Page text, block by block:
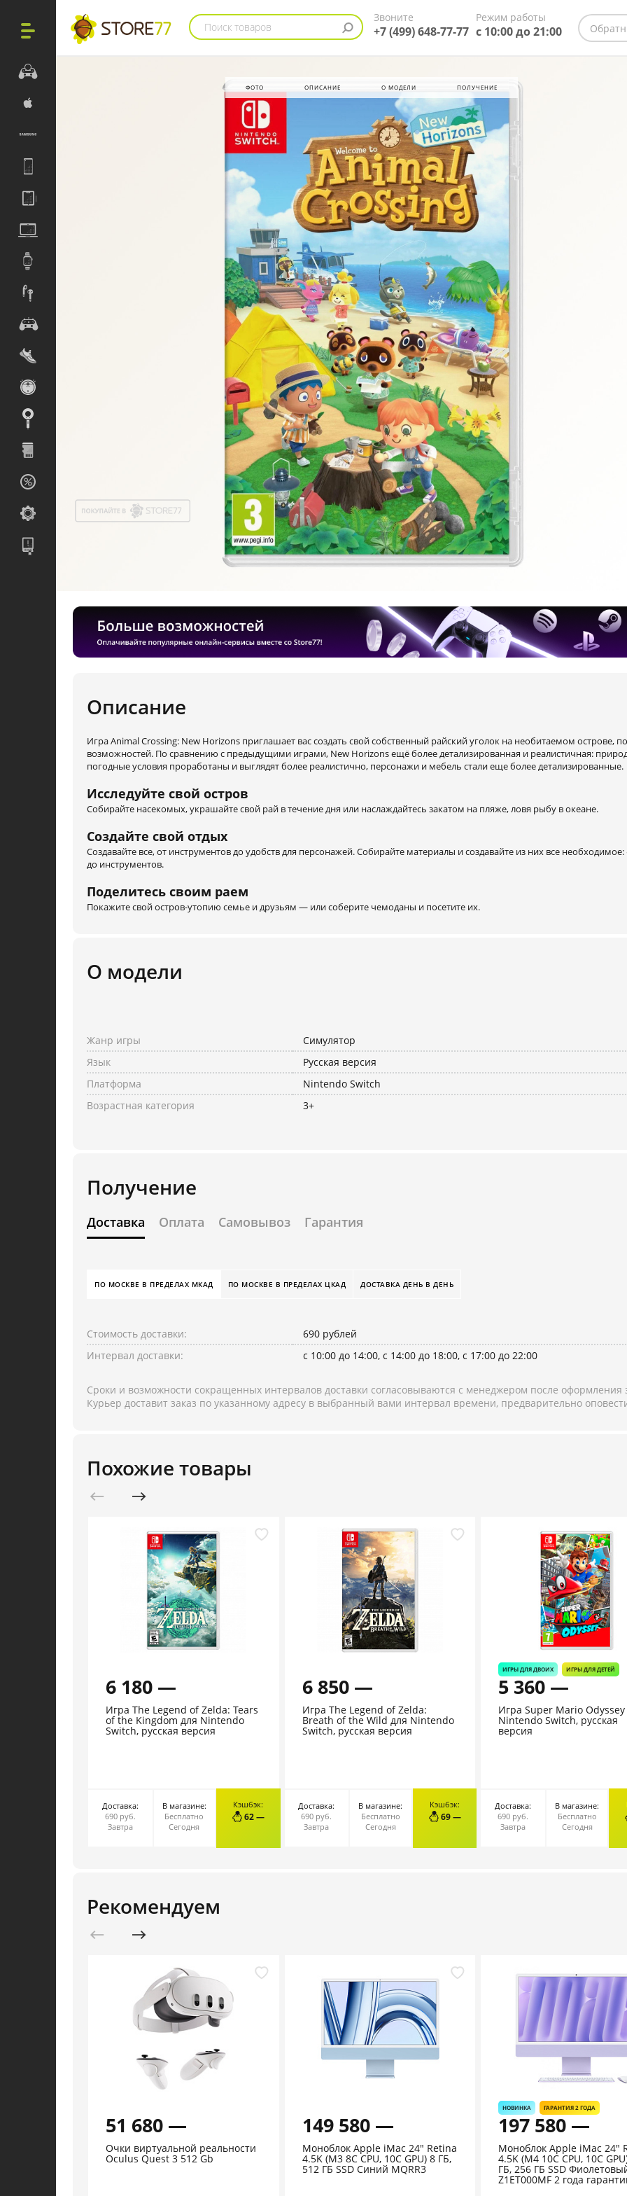
Поиск товаров
Звоните
+7 (499) 648-77-77
Режим работы
с 10:00 до 21:00
ФОТО ОПИСАНИЕ О МОДЕЛИ ПОЛУЧЕНИЕ
Описание
Игра Animal Crossing: New Horizons приглашает вас создать свой собственный райский уголок на необитаемом острове,
возможностей. По сравнению с предыдущими играми, New Horizons ещё более детализированная и реалистичная:
погодные условия проработаны и выглядят более реалистично, персонажи и мебель стали еще более детализированные.
Исследуйте свой остров
Собирайте насекомых, украшайте свой рай в течение дня или наслаждайтесь закатом на пляже, ловя рыбу в океане.
Создайте свой отдых
Создавайте все, от инструментов до удобств для персонажей. Собирайте материалы и создавайте из них все
до инструментов.
Поделитесь своим раем
Покажите свой остров-утопию семье и друзьям — или соберите чемоданы и посетите их.
О модели
Жанр игры
Симулятор
Язык
Русская версия
Платформа
Nintendo Switch
Возрастная категория
3+
Получение
Доставка Оплата Самовывоз Гарантия
ПО МОСКВЕ В ПРЕДЕЛАХ МКАД ПО МОСКВЕ В ПРЕДЕЛАХ ЦКАД ДОСТАВКА ДЕНЬ В ДЕНЬ
Стоимость доставки:
690 рублей
Интервал доставки:
с 10:00 до 14:00, с 14:00 до 18:00, с 17:00 до 22:00
Сроки и возможности сокращенных интервалов доставки согласовываются с менеджером после оформления
Курьер доставит заказ по указанному адресу в выбранный вами интервал времени, предварительно
Похожие товары
6 180 —
Игра The Legend of Zelda: Tears
of the Kingdom для Nintendo
Switch, русская версия
Доставка:
690 руб.
Завтра
В магазине:
Бесплатно
Сегодня
Кэшбэк:
62 —
В КОРЗИНУ
6 850 —
Игра The Legend of Zelda:
Breath of the Wild для Nintendo
Switch, русская версия
Доставка:
690 руб.
Завтра
В магазине:
Бесплатно
Сегодня
Кэшбэк:
69 —
В КОРЗИНУ
ИГРЫ ДЛЯ ДВОИХ ИГРЫ ДЛЯ ДЕТЕЙ
5 360 —
Игра Super Mario Odyssey
Nintendo Switch, русская
версия
Доставка:
690 руб.
Завтра
В магазине:
Бесплатно
Сегодня
В КОРЗИНУ
Рекомендуем
51 680 —
Очки виртуальной реальности
Oculus Quest 3 512 Gb
149 580 —
Моноблок Apple iMac 24" Retina
4.5K (M3 8C CPU, 10C GPU) 8 ГБ,
512 ГБ SSD Синий MQRR3
НОВИНКА ГАРАНТИЯ 2 ГОДА
197 580 —
Моноблок Apple iMac 24"
4.5K (M4 10C CPU, 10C
ГБ, 256 ГБ SSD
Z1ET000MF 2 года